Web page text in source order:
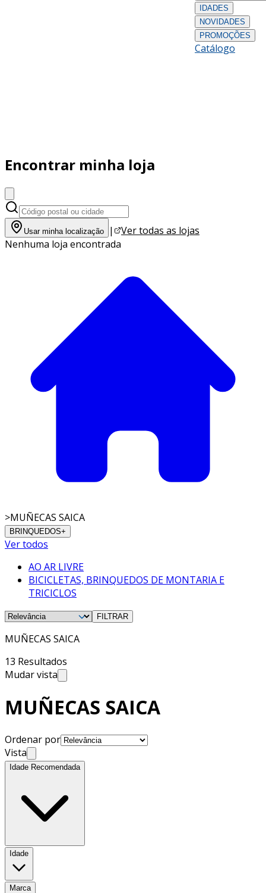
IDADES
NOVIDADES
PROMOÇÕES
Catálogo
Encontrar minha loja
Usar minha localização |
Ver todas as lojas
Nenhuma loja encontrada
>MUÑECAS SAICA
BRINQUEDOS+
Ver todos
AO AR LIVRE
BICICLETAS, BRINQUEDOS DE MONTARIA E
TRICICLOS
FILTRAR
MUÑECAS SAICA
13 Resultados
Mudar vista
MUÑECAS SAICA
Ordenar por
Vista
Idade Recomendada
Idade
Marca